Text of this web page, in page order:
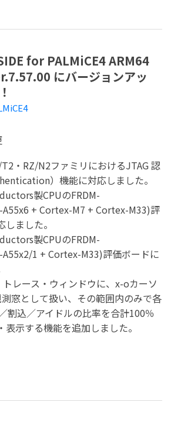
for PALMiCE4 ARM64
にバージョンアッ
・RZ/N2ファミリにおけるJTAG 認
）機能に対応しました。
製CPUのFRDM-
+ Cortex-M7 + Cortex-M33)評
ました。
製CPUのFRDM-
1 + Cortex-M33)評価ボードに
レース・ウィンドウに、x-oカーソ
窓として扱い、その範囲内のみで各
割込／アイドルの比率を合計100％
表示する機能を追加しました。